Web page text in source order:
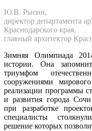
Ю.В. Рысин,
директор департамента
Краснодарского края,
главный архитектор
Зимняя Олимпиада
истории. Она
триумфом
сооружениями
реализации программы
и развития города Сочи
при разработке
специалисты
решение которых